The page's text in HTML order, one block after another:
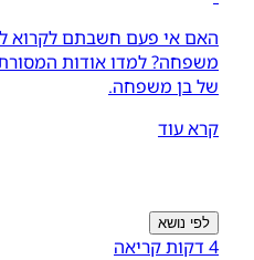
האם אי פעם חשבתם לקרוא
משפחה? למדו אודות
של בן משפחה.
קרא עוד
לפי נושא
4 דקות קריאה